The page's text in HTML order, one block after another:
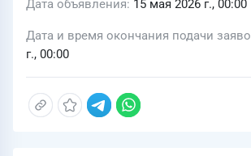
Дата объявления 15 мая 2026 г., 00:00
Дата и время окончания подачи
г., 00:00